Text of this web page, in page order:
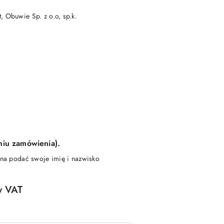
Obuwie Sp. z o.o, sp.k.
zamówienia).
podać swoje imię i nazwisko
VAT